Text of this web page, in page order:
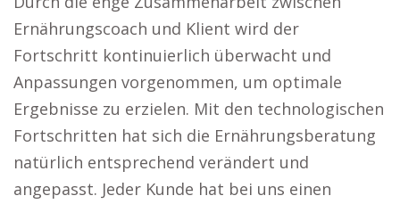
Ernährungscoach und Klient wird der
Fortschritt kontinuierlich überwacht und
Anpassungen vorgenommen, um optimale
Ergebnisse zu erzielen. Mit den technologischen
Fortschritten hat sich die Ernährungsberatung
natürlich entsprechend verändert und
angepasst. Jeder Kunde hat bei uns einen